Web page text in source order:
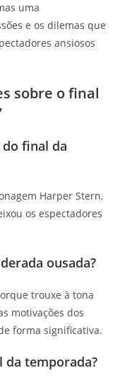
uma
e os dilemas que
ansiosos
sobre o final
final da
Harper Stern,
os espectadores
ousada?
trouxe à tona
motivações dos
forma significativa.
da temporada?